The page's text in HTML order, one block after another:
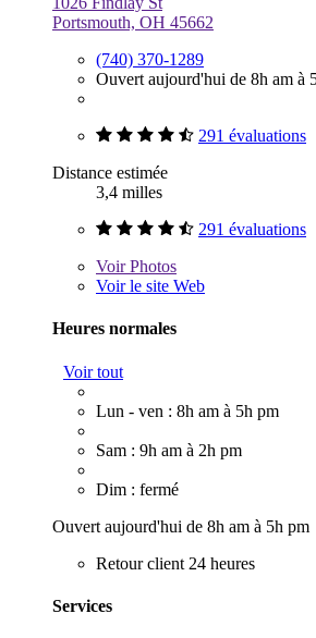
Portsmouth, OH 45662
(740) 370-1289
Ouvert aujourd'hui de 8h am à
291 évaluations
Distance estimée
3,4 milles
291 évaluations
VoirPhotos
Voir le site Web
Heures normales
Voir tout
Lun - ven : 8h am à 5h pm
Sam : 9h am à 2h pm
Dim : fermé
Ouvert aujourd'hui de 8h am à 5h pm
Retour client 24 heures
Services